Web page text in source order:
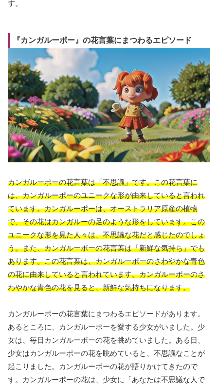
す。
『カンガルーポー』の花言葉にまつわるエピソード
カンガルーポーの花言葉は「不思議」です。この花言葉に
は、カンガルーポーのユニークな形が由来していると言われ
ています。カンガルーポーは、オーストラリア原産の植物
で、その花はカンガルーの足のような形をしています。この
ユニークな形を見た人々は、不思議な花だと感じたのでしょ
う。また、カンガルーポーの花言葉は「新鮮な気持ち」でも
あります。この花言葉は、カンガルーポーのさわやかな青色
の花に由来していると言われています。カンガルーポーのさ
わやかな青色の花を見ると、新鮮な気持ちになります。
カンガルーポーの花言葉にまつわるエピソードがあります。
あるところに、カンガルーポーを愛する少女がいました。少
女は、毎日カンガルーポーの花を眺めていました。ある日、
少女はカンガルーポーの花を眺めていると、不思議なことが
起こりました。カンガルーポーの花が語りかけてきたので
す。カンガルーポーの花は、少女に「あなたは不思議な人で